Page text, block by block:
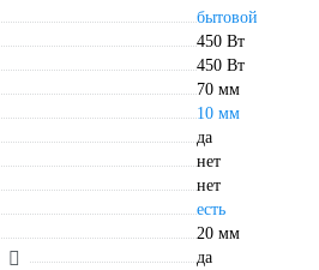
бытовой
450 Вт
450 Вт
70 мм
10 мм
да
нет
нет
есть
20 мм
да